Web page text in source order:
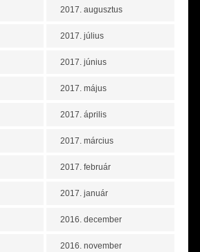
2017. augusztus
2017. július
2017. június
2017. május
2017. április
2017. március
2017. február
2017. január
2016. december
2016. november